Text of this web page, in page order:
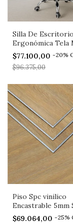
Silla De
Ergonómica Tela
Negra Pldeco
$77.100,00 -20%
$96.375,00
Piso Spc vinilico
Encastrable 5mm
Madera - Cerezo
$69.064,00 -25%